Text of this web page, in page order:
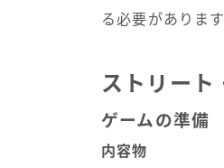
る必要があります
ストリー
ゲームの準備
内容物